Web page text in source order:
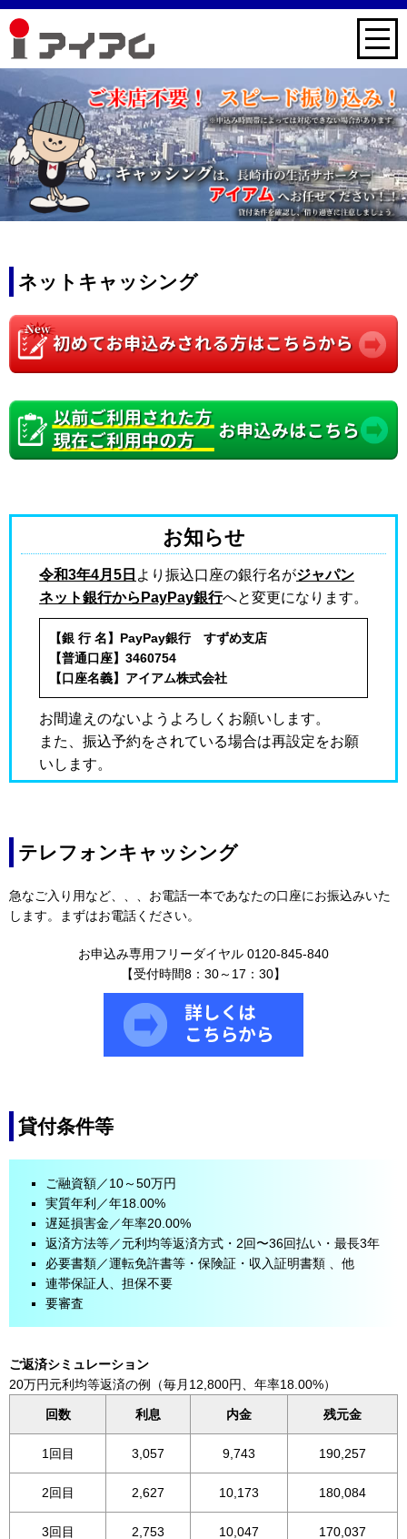
ネットキャッシング
お知らせ
令和3年4月5日 より振込口座の銀行名がジャパン
ネット銀行からPayPay銀行へと変更になります。
【銀 行 名】PayPay銀行 すずめ支店
【普通口座】3460754
【口座名義】アイアム株式会社
お間違えのないようよろしくお願いします。
また、振込予約をされている場合は再設定をお願
いします。
テレフォンキャッシング
急なご入り用など、、、お電話一本であなたの口座にお振込みいた
します。まずはお電話ください。
お申込み専用フリーダイヤル 0120-845-840
【受付時間8：30～17：30】
貸付条件等
ご融資額／10～50万円
実質年利／年18.00%
遅延損害金／年率20.00%
返済方法等／元利均等返済方式・2回〜36回払い・最長3年
必要書類／運転免許書等・保険証・収入証明書類 、他
連帯保証人、担保不要
要審査
ご返済シミュレーション
20万円元利均等返済の例（毎月12,800円、年率18.00%）
回数 利息 内金 残元金
1回目 3,057 9,743 190,257
2回目 2,627 10,173 180,084
3回目 2,753 10,047 170,037